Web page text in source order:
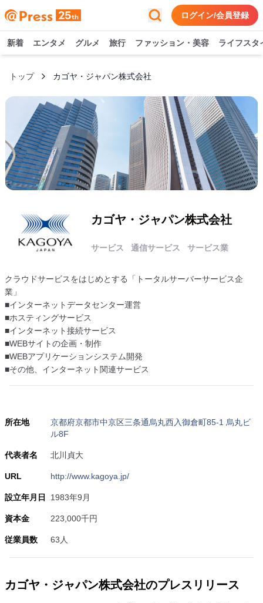
ログイン/会員登録
新着 エンタメ グルメ 旅行 ファッション・美容 ライフスタ
トップ カゴヤ・ジャパン株式会社
カゴヤ・ジャパン株式会社
サービス 通信サービス サービス業
クラウドサービスをはじめとする「トータルサーバーサービス企
業」
■インターネットデータセンター運営
■ホスティングサービス
■インターネット接続サービス
■WEBサイトの企画・制作
■WEBアプリケーションシステム開発
■その他、インターネット関連サービス
所在地
京都府京都市中京区三条通烏丸西入御倉町85-1 烏丸ビ
ル8F
代表者名 北川貞大
URL http://www.kagoya.jp/
設立年月日 1983年9月
資本金 223,000千円
従業員数 63人
カゴヤ・ジャパン株式会社のプレスリリース